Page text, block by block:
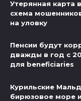
Утерянная карта
схема
на уловку
Пенсии будут
дважды в год с
для beneficiaries
Курильские
бирюзовое море